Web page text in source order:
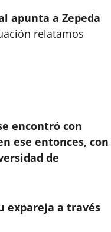
apunta a Zepeda
relatamos
encontró con
ese entonces, con
de
expareja a través